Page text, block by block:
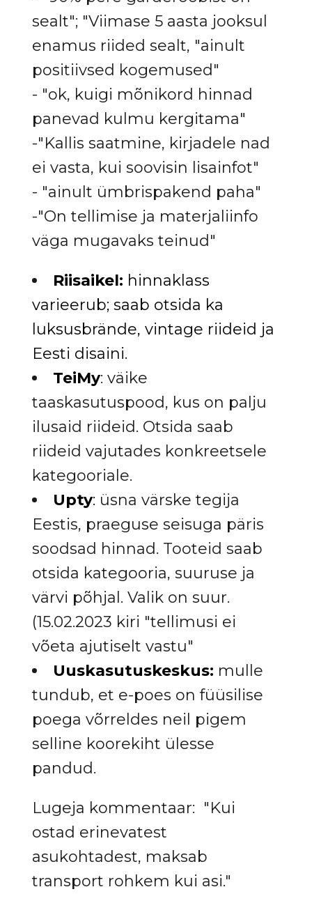
sealt"; "Viimase 5 aasta jooksul
enamus riided sealt, "ainult
positiivsed kogemused"
- "ok, kuigi mõnikord hinnad
panevad kulmu kergitama"
-"Kallis saatmine, kirjadele nad
ei vasta, kui soovisin lisainfot"
- "ainult ümbrispakend paha"
-"On tellimise ja materjaliinfo
väga mugavaks teinud"
Riisaikel: hinnaklass
varieerub; saab otsida ka
luksusbrände, vintage riideid ja
Eesti disaini.
TeiMy: väike
taaskasutuspood, kus on palju
ilusaid riideid. Otsida saab
riideid vajutades konkreetsele
kategooriale.
Upty: üsna värske tegija
Eestis, praeguse seisuga päris
soodsad hinnad. Tooteid saab
otsida kategooria, suuruse ja
värvi põhjal. Valik on suur.
(15.02.2023 kiri "tellimusi ei
võeta ajutiselt vastu"
Uuskasutuskeskus: mulle
tundub, et e-poes on füüsilise
poega võrreldes neil pigem
selline koorekiht ülesse
pandud.
Lugeja kommentaar: "Kui
ostad erinevatest
asukohtadest, maksab
transport rohkem kui asi."